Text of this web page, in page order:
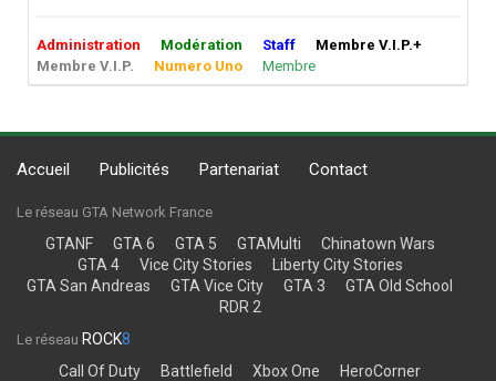
Administration Modération Staff
Membre V.I.P.+
Membre V.I.P.
Numero Uno Membre
Accueil Publicités Partenariat Contact
Le réseau GTA Network France
GTANF GTA 6 GTA 5 GTAMulti
Chinatown Wars
GTA 4
Vice City Stories
Liberty City Stories
GTA San Andreas
GTA Vice City GTA 3
GTA Old School
RDR 2
Le réseau ROCK8
Call Of Duty
Battlefield Xbox One HeroCorner